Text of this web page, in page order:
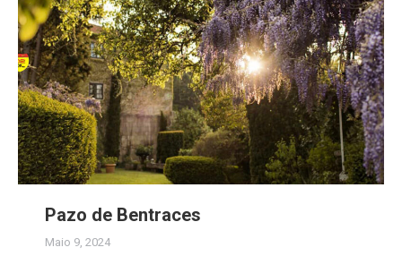
Pazo de Bentraces
Maio 9, 2024